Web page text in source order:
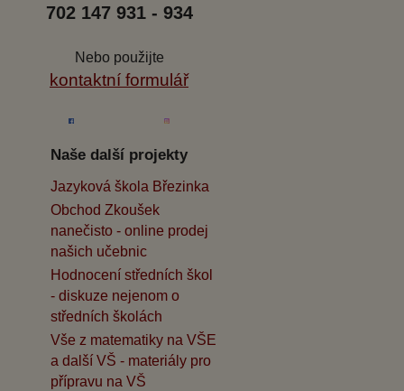
702 147 931 - 934
Nebo použijte
kontaktní formulář
Naše další projekty
Jazyková škola Březinka
Obchod Zkoušek
nanečisto - online prodej
našich učebnic
Hodnocení středních škol
- diskuze nejenom o
středních školách
Vše z matematiky na VŠE
a další VŠ - materiály pro
přípravu na VŠ